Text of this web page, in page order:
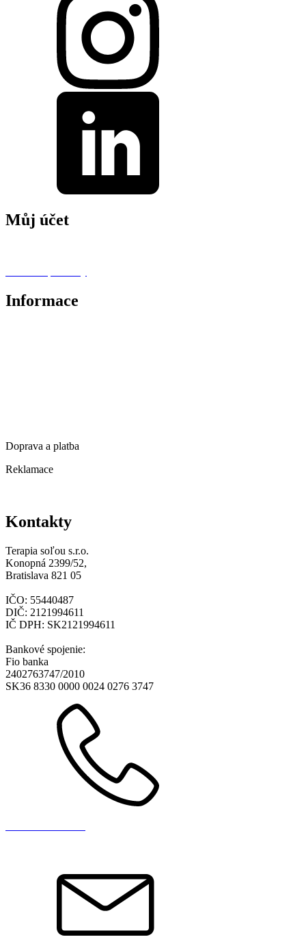
Můj účet
Informace
Doprava a platba
Reklamace
Kontakty
Terapia soľou s.r.o.
Konopná 2399/52,
Bratislava 821 05
IČO: 55440487
DIČ: 2121994611
IČ DPH: SK2121994611
Bankové spojenie:
Fio banka
2402763747/2010
SK36 8330 0000 0024 0276 3747